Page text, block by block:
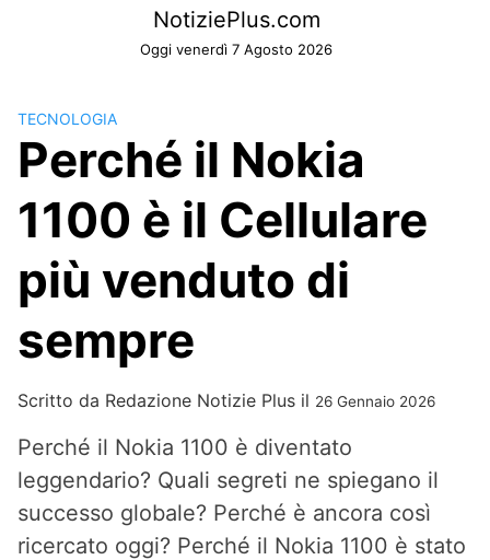
NotiziePlus.com
Oggi venerdì 7 Agosto 2026
TECNOLOGIA
Perché il Nokia
1100 è il Cellulare
più venduto di
sempre
Scritto da Redazione Notizie Plus il 26 Gennaio 2026
Perché il Nokia 1100 è diventato
leggendario? Quali segreti ne spiegano il
successo globale? Perché è ancora così
ricercato oggi? Perché il Nokia 1100 è stato